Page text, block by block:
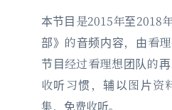
本节目是2015年至2018
部》的音频内容，由看理
节目经过看理想团队的
收听习惯，辅以图片资
集，免费收听。